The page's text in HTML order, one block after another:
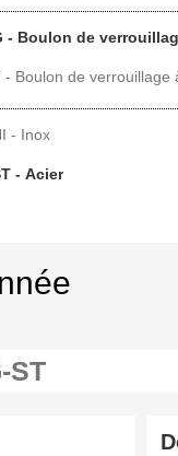
- Boulon de
- Boulon de verrouillage
- Inox
- Acier